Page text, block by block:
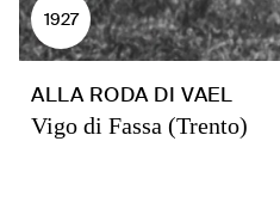
1927
ALLA RODA DI VAEL
Vigo di Fassa (Trento)